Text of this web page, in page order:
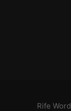
Rife